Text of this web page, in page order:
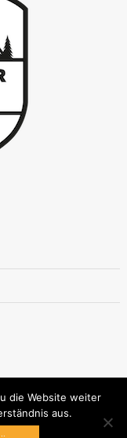
die Website weiter
aus.